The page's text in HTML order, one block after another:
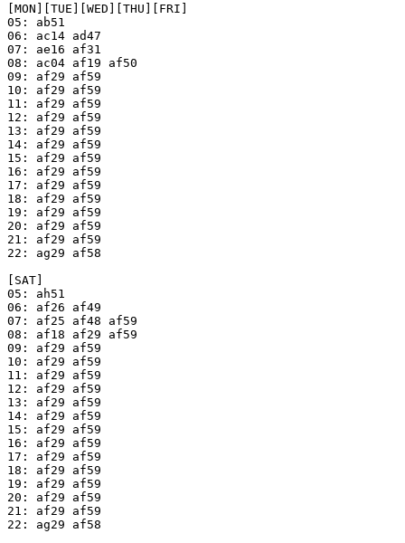
[MON][TUE][WED][THU][FRI]
05: ab51
06: ac14 ad47
07: ae16 af31
08: ac04 af19 af50
09: af29 af59
10: af29 af59
11: af29 af59
12: af29 af59
13: af29 af59
14: af29 af59
15: af29 af59
16: af29 af59
17: af29 af59
18: af29 af59
19: af29 af59
20: af29 af59
21: af29 af59
22: ag29 af58
[SAT]
05: ah51
06: af26 af49
07: af25 af48 af59
08: af18 af29 af59
09: af29 af59
10: af29 af59
11: af29 af59
12: af29 af59
13: af29 af59
14: af29 af59
15: af29 af59
16: af29 af59
17: af29 af59
18: af29 af59
19: af29 af59
20: af29 af59
21: af29 af59
22: ag29 af58